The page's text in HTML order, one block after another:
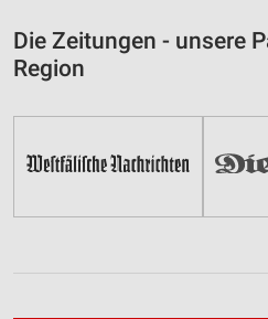
Die Zeitungen - unsere
Region